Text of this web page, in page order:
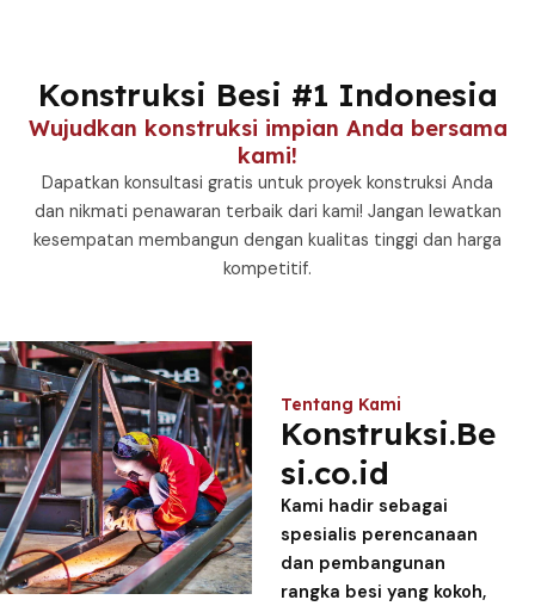
Konstruksi Besi #1 Indonesia
Wujudkan konstruksi impian Anda bersama
kami!
Dapatkan konsultasi gratis untuk proyek konstruksi Anda
dan nikmati penawaran terbaik dari kami! Jangan lewatkan
kesempatan membangun dengan kualitas tinggi dan harga
kompetitif.
Tentang Kami
Konstruksi.Be
si.co.id
Kami hadir sebagai
spesialis perencanaan
dan pembangunan
rangka besi yang kokoh,